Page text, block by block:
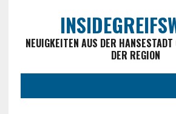
NEUIGKEITEN AUS DER
DER REGION